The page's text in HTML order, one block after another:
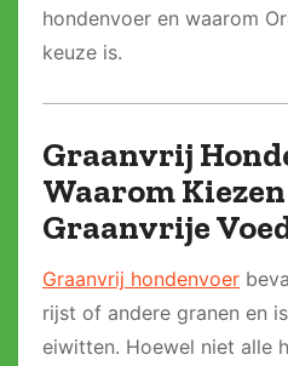
hondenvoer en waarom
keuze is.
Graanvrij
Waarom
Graanvrije
Graanvrij hondenvoer
rijst of andere granen en
eiwitten. Hoewel niet alle